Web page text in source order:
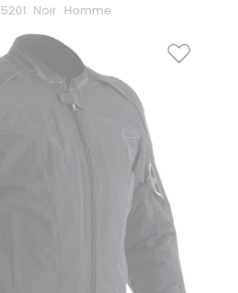
Noir Homme